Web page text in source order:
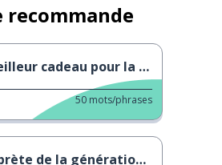
recommande
cadeau pour la Fête des Mères
50 mots/phrases
de la génération Z